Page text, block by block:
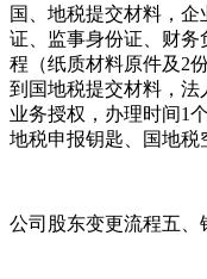
国、地税提交材料，
证、监事身份证、财
程（纸质材料原件及2
到国地税提交材料，
业务授权，办理时间1
地税申报钥匙、国地税
公司股东变更流程五、